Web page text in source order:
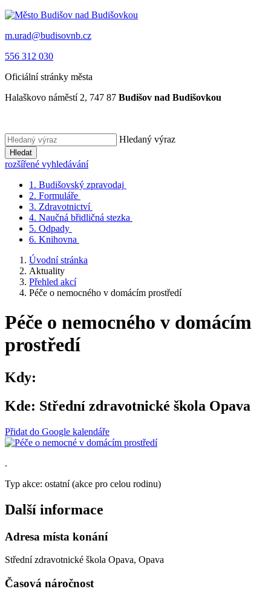
m.urad@budisovnb.cz
556 312 030
Oficiální stránky města
Halaškovo náměstí 2, 747 87 Budišov nad Budišovkou
Hledaný výraz
Hledat
rozšířené vyhledávání
1. Budišovský zpravodaj
2. Formuláře
3. Zdravotnictví
4. Naučná břidličná stezka
5. Odpady
6. Knihovna
Úvodní stránka
Aktuality
Přehled akcí
Péče o nemocného v domácím prostředí
Péče o nemocného v domácím
prostředí
Kdy:
Kde: Střední zdravotnické škola Opava
Přidat do Google kalendáře
.
Typ akce: ostatní (akce pro celou rodinu)
Další informace
Adresa místa konání
Střední zdravotnické škola Opava, Opava
Časová náročnost